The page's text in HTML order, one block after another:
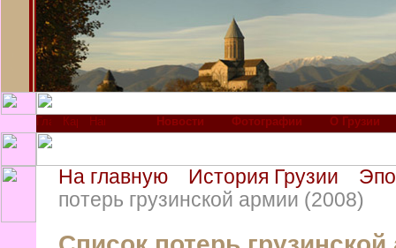
Новости Фотографии О Грузии
На главную История Грузии
потерь грузинской армии (2008)